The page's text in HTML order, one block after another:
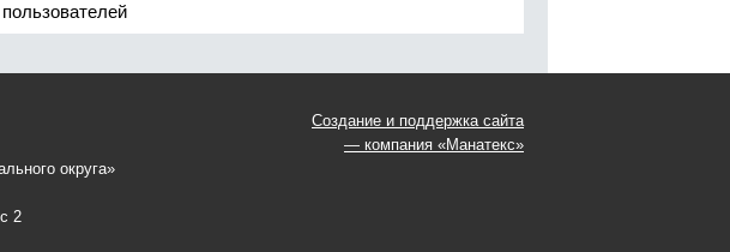
округа»
2
Создание и поддержка сайта
— компания «Манатекс»